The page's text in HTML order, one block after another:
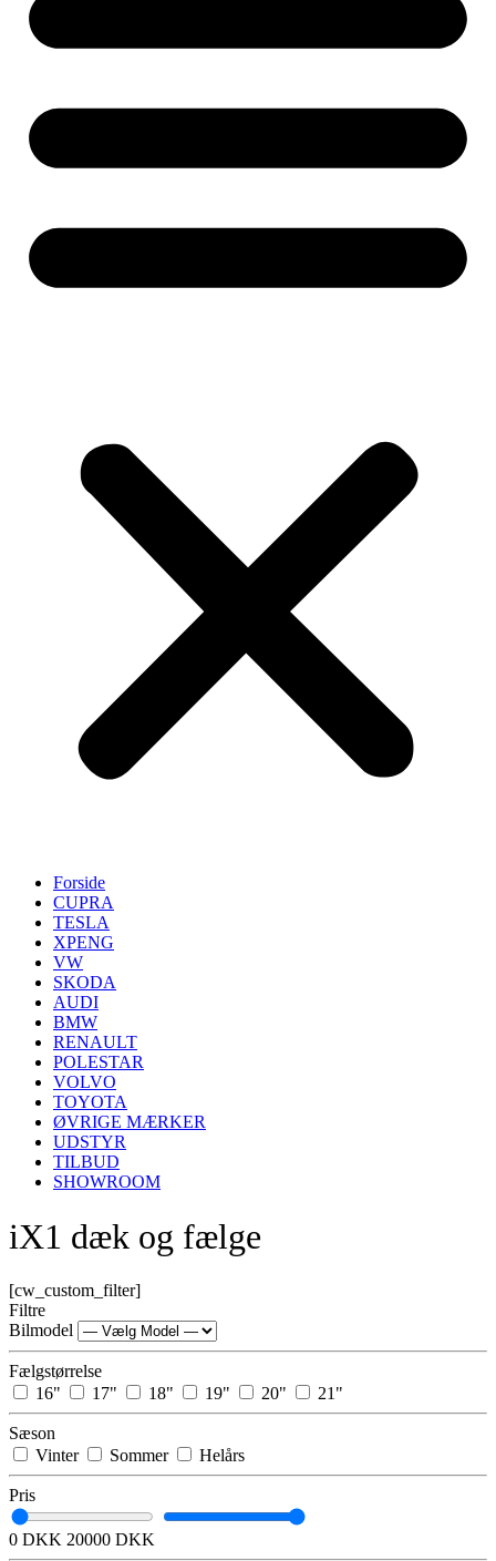
Forside
CUPRA
TESLA
XPENG
VW
SKODA
AUDI
BMW
RENAULT
POLESTAR
VOLVO
TOYOTA
ØVRIGE MÆRKER
UDSTYR
TILBUD
SHOWROOM
iX1 dæk og fælge
[cw_custom_filter]
Filtre
Bilmodel
Fælgstørrelse
16"
17" 18" 19" 20" 21"
Sæson
Vinter
Sommer Helårs
Pris
0 DKK 20000 DKK